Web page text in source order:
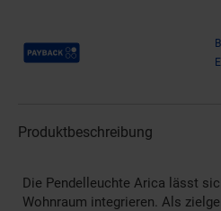
Payback Punkte
Produktbeschreibung
Die Pendelleuchte Arica lässt
Wohnraum integrieren. Als